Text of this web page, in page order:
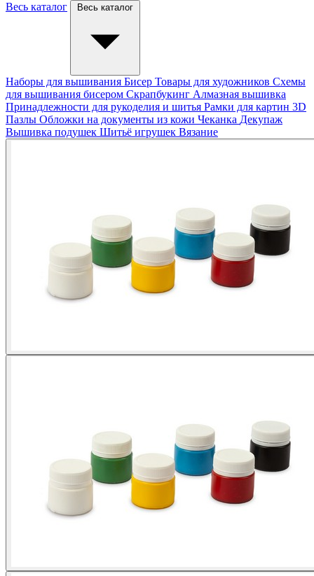
Весь каталог
Весь каталог
Наборы для вышивания Бисер Товары для художников Схемы
для вышивания бисером Скрапбукинг Алмазная вышивка
Принадлежности для рукоделия и шитья Рамки для картин 3D
Пазлы Обложки на документы из кожи Чеканка Декупаж
Вышивка подушек Шитьё игрушек Вязание